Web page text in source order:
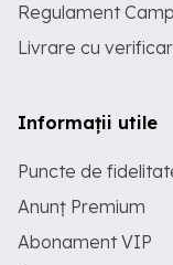
Regulament
Livrare cu
Informații utile
Puncte de
Anunț Premium
Abonament VIP